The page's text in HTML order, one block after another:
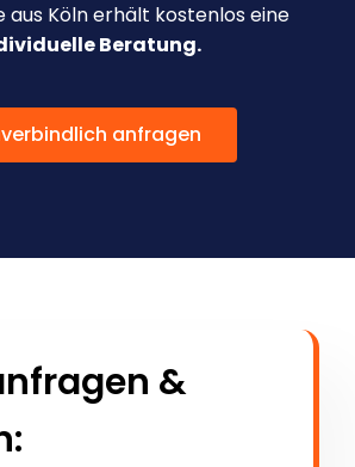
aus Köln erhält kostenlos eine
Beratung.
anfragen
&